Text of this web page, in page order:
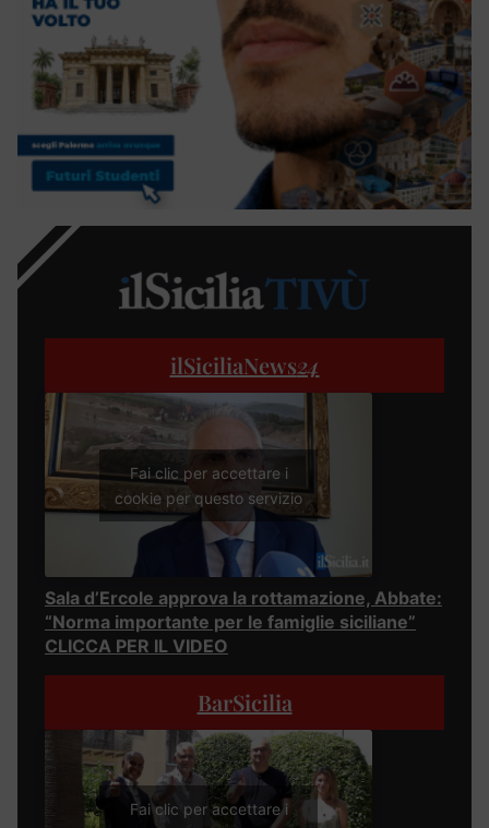
ilSiciliaNews24
Fai clic per accettare i
cookie per questo servizio
Sala d’Ercole approva la rottamazione, Abbate:
“Norma importante per le famiglie siciliane”
CLICCA PER IL VIDEO
BarSicilia
Fai clic per accettare i